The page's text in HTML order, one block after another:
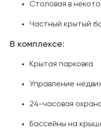
Столовая в
Частный крытый
В комплексе:
Крытая парковка
Управление
24-часовая
Бассейны на